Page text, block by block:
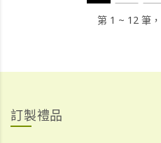
第 1 ~ 12 筆
訂製禮品